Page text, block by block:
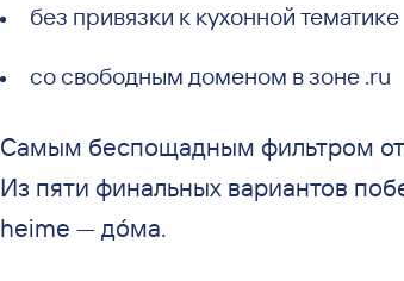
без привязки к кухонной тематике
со свободным доменом взоне .ru
Самым беспощадным фильтром
Из пяти финальных вариантов
heime —дóма.